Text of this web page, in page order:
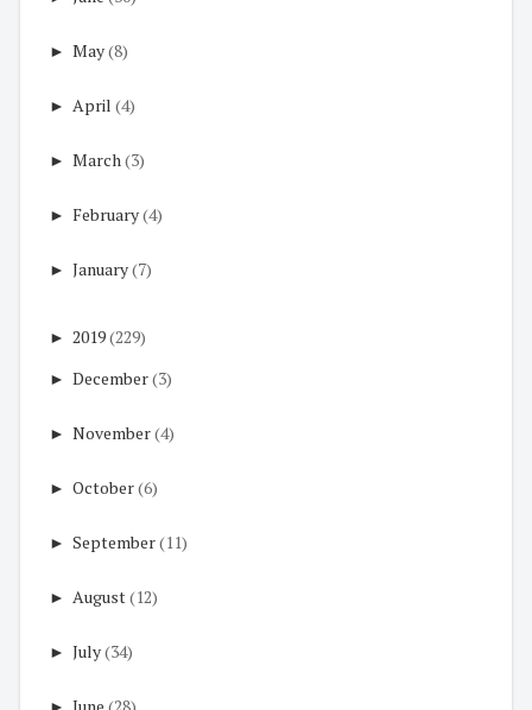
► May(8)
► April (4)
► March(3)
► February(4)
► January(7)
► 2019(229)
► December(3)
► November(4)
► October(6)
► September(11)
► August(12)
► July(34)